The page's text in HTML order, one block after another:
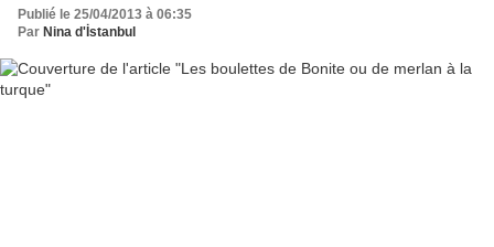
Publié le 25/04/2013 à 06:35
Par Nina d'İstanbul